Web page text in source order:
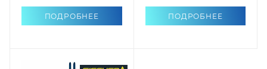
ПОДРОБНЕЕ ПОДРОБНЕЕ